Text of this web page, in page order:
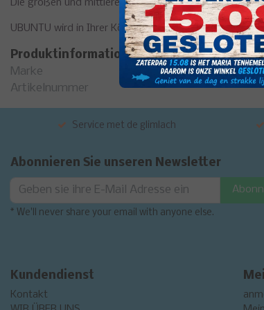
Die großen und mittleren Größen sind mit einem
UBUNTU wird in Ihrer Köderbox unverzichtbar sein.
Produktinformation
Marke
Artikelnummer
Service met de glimlach
Abonnieren Sie unseren Newsletter
* We'll never share your email with anyone else.
Kundendienst
Kontakt